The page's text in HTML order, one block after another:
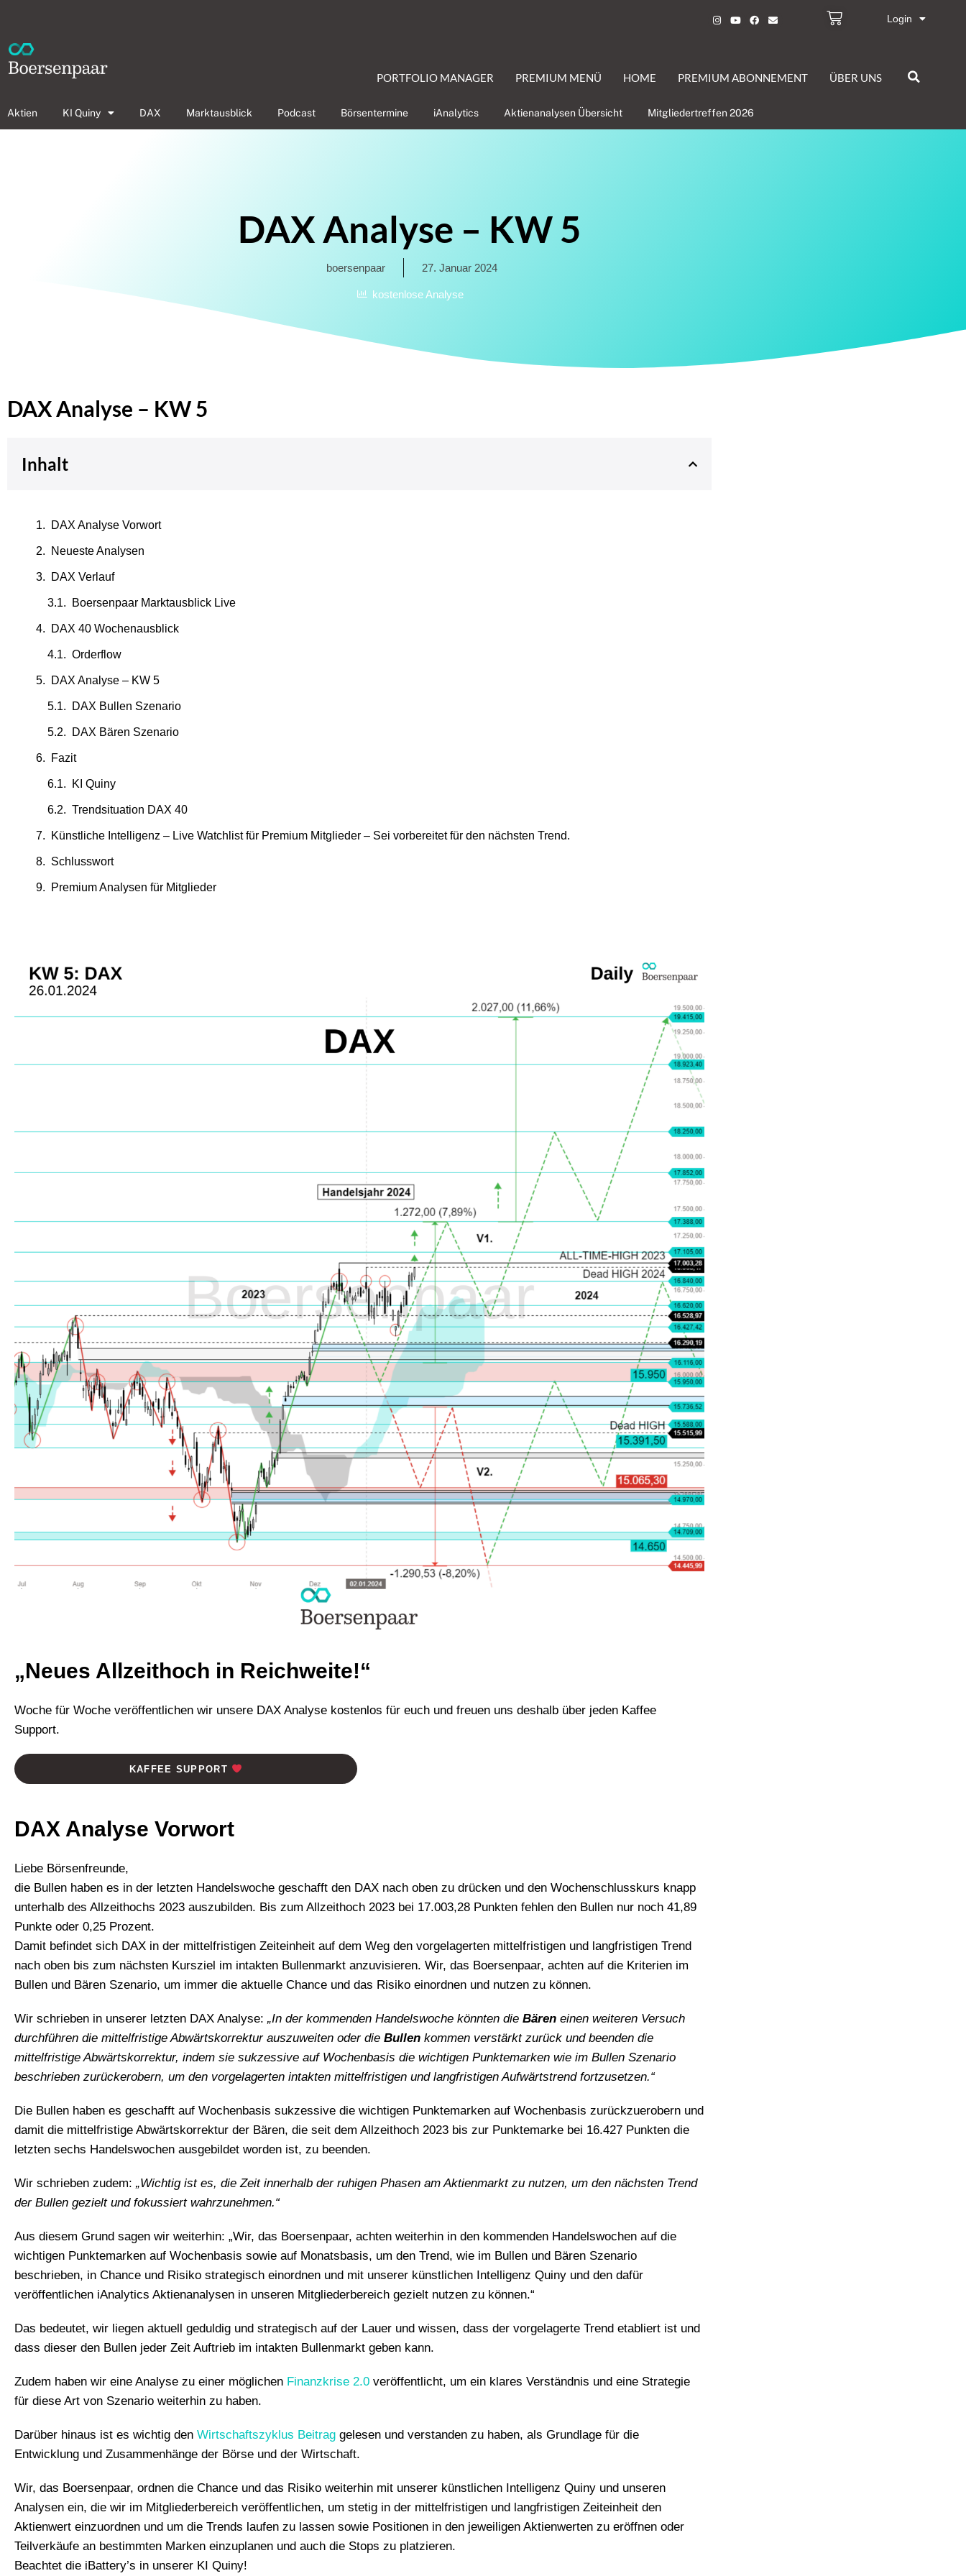
Login
PORTFOLIO MANAGER PREMIUM MENÜ HOME PREMIUM ABONNEMENT ÜBER UNS
Aktien KI Quiny DAX Marktausblick Podcast Börsentermine iAnalytics Aktienanalysen Übersicht Mitgliedertreffen 2026
DAX Analyse – KW 5
boersenpaar 27. Januar 2024
kostenlose Analyse
DAX Analyse – KW 5
Inhalt
DAX Analyse Vorwort
Neueste Analysen
DAX Verlauf
Boersenpaar Marktausblick Live
DAX 40 Wochenausblick
Orderflow
DAX Analyse – KW 5
DAX Bullen Szenario
DAX Bären Szenario
Fazit
KI Quiny
Trendsituation DAX 40
Künstliche Intelligenz – Live Watchlist für Premium Mitglieder – Sei vorbereitet für den nächsten Trend.
Schlusswort
Premium Analysen für Mitglieder
„Neues Allzeithoch in Reichweite!“
Woche für Woche veröffentlichen wir unsere DAX Analyse kostenlos für euch und freuen uns deshalb über jeden Kaffee
Support.
KAFFEE SUPPORT
DAX Analyse Vorwort
Liebe Börsenfreunde,
die Bullen haben es in der letzten Handelswoche geschafft den DAX nach oben zu drücken und den Wochenschlusskurs knapp
unterhalb des Allzeithochs 2023 auszubilden. Bis zum Allzeithoch 2023 bei 17.003,28 Punkten fehlen den Bullen nur noch 41,89
Punkte oder 0,25 Prozent.
Damit befindet sich DAX in der mittelfristigen Zeiteinheit auf dem Weg den vorgelagerten mittelfristigen und langfristigen Trend
nach oben bis zum nächsten Kursziel im intakten Bullenmarkt anzuvisieren. Wir, das Boersenpaar, achten auf die Kriterien im
Bullen und Bären Szenario, um immer die aktuelle Chance und das Risiko einordnen und nutzen zu können.
Wir schrieben in unserer letzten DAX Analyse: „In der kommenden Handelswoche könnten die Bären einen weiteren Versuch
durchführen die mittelfristige Abwärtskorrektur auszuweiten oder die Bullen kommen verstärkt zurück und beenden die
mittelfristige Abwärtskorrektur, indem sie sukzessive auf Wochenbasis die wichtigen Punktemarken wie im Bullen Szenario
beschrieben zurückerobern, um den vorgelagerten intakten mittelfristigen und langfristigen Aufwärtstrend fortzusetzen.“
Die Bullen haben es geschafft auf Wochenbasis sukzessive die wichtigen Punktemarken auf Wochenbasis zurückzuerobern und
damit die mittelfristige Abwärtskorrektur der Bären, die seit dem Allzeithoch 2023 bis zur Punktemarke bei 16.427 Punkten die
letzten sechs Handelswochen ausgebildet worden ist, zu beenden.
Wir schrieben zudem: „Wichtig ist es, die Zeit innerhalb der ruhigen Phasen am Aktienmarkt zu nutzen, um den nächsten Trend
der Bullen gezielt und fokussiert wahrzunehmen.“
Aus diesem Grund sagen wir weiterhin: „Wir, das Boersenpaar, achten weiterhin in den kommenden Handelswochen auf die
wichtigen Punktemarken auf Wochenbasis sowie auf Monatsbasis, um den Trend, wie im Bullen und Bären Szenario
beschrieben, in Chance und Risiko strategisch einordnen und mit unserer künstlichen Intelligenz Quiny und den dafür
veröffentlichen iAnalytics Aktienanalysen in unseren Mitgliederbereich gezielt nutzen zu können.“
Das bedeutet, wir liegen aktuell geduldig und strategisch auf der Lauer und wissen, dass der vorgelagerte Trend etabliert ist und
dass dieser den Bullen jeder Zeit Auftrieb im intakten Bullenmarkt geben kann.
Zudem haben wir eine Analyse zu einer möglichen Finanzkrise 2.0 veröffentlicht, um ein klares Verständnis und eine Strategie
für diese Art von Szenario weiterhin zu haben.
Darüber hinaus ist es wichtig den Wirtschaftszyklus Beitrag gelesen und verstanden zu haben, als Grundlage für die
Entwicklung und Zusammenhänge der Börse und der Wirtschaft.
Wir, das Boersenpaar, ordnen die Chance und das Risiko weiterhin mit unserer künstlichen Intelligenz Quiny und unseren
Analysen ein, die wir im Mitgliederbereich veröffentlichen, um stetig in der mittelfristigen und langfristigen Zeiteinheit den
Aktienwert einzuordnen und um die Trends laufen zu lassen sowie Positionen in den jeweiligen Aktienwerten zu eröffnen oder
Teilverkäufe an bestimmten Marken einzuplanen und auch die Stops zu platzieren.
Beachtet die iBattery’s in unserer KI Quiny!